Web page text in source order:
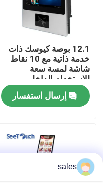
معلومات عنا
جولة في المعمل
رقابة جودة
مدونة
12.1 بوصة كيوسك ذات
خدمة ذاتية مع 10 نقاط
شاشة لمسة سعة
للاستخدام الداخلي
إرسال استفسار
sales